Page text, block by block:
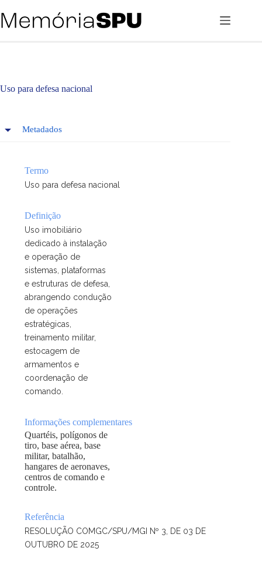
para
o
Uso para defesa nacional
Metadados
Termo
Uso para defesa nacional
Definição
Uso imobiliário
dedicado à instalação
e operação de
sistemas, plataformas
e estruturas de defesa,
abrangendo condução
de operações
estratégicas,
treinamento militar,
estocagem de
armamentos e
coordenação de
comando.
Informações complementares
Quartéis, polígonos de
tiro, base aérea, base
militar, batalhão,
hangares de aeronaves,
centros de comando e
controle.
Referência
RESOLUÇÃO COMGC/SPU/MGI Nº 3, DE 03 DE
OUTUBRO DE 2025